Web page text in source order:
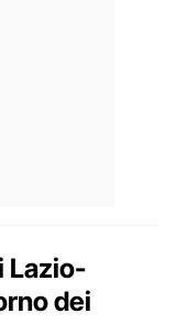
Lazio-
dei